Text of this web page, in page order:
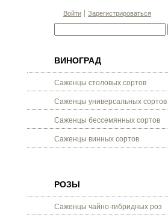
Войти Зарегистрироваться
ВИНОГРАД
Саженцы столовых сортов
Саженцы универсальных сортов
Саженцы бессемянных сортов
Саженцы винных сортов
РОЗЫ
Саженцы чайно-гибридных роз